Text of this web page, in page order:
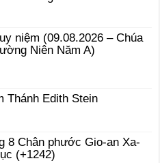
niệm (09.08.2026 – Chúa
Niên Năm A)
Thánh Edith Stein
8 Chân phước Gio-an Xa-
(+1242)